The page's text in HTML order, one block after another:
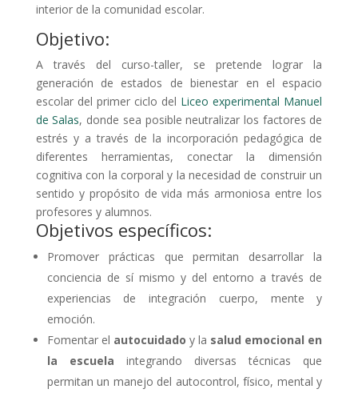
interior de la comunidad escolar.
Objetivo:
A través del curso-taller, se pretende lograr la
generación de estados de bienestar en el espacio
escolar del primer ciclo del Liceo experimental Manuel
de Salas, donde sea posible neutralizar los factores de
estrés y a través de la incorporación pedagógica de
diferentes herramientas, conectar la dimensión
cognitiva con la corporal y la necesidad de construir un
sentido y propósito de vida más armoniosa entre los
profesores y alumnos.
Objetivos específicos:
Promover prácticas que permitan desarrollar la
conciencia de sí mismo y del entorno a través de
experiencias de integración cuerpo, mente y
emoción.
Fomentar el autocuidado y la salud emocional en
la escuela integrando diversas técnicas que
permitan un manejo del autocontrol, físico, mental y